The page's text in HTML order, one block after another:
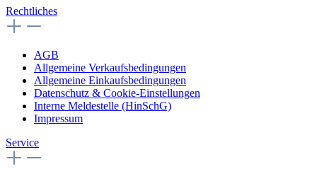
Rechtliches
AGB
Allgemeine Verkaufsbedingungen
Allgemeine Einkaufsbedingungen
Datenschutz & Cookie-Einstellungen
Interne Meldestelle (HinSchG)
Impressum
Service